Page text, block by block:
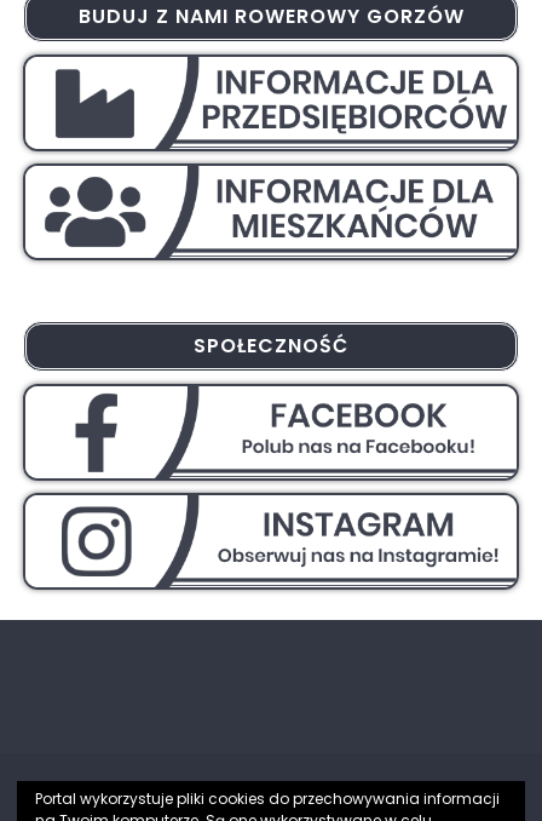
BUDUJ Z NAMI ROWEROWY GORZÓW
SPOŁECZNOŚĆ
Portal wykorzystuje pliki cookies do przechowywania informacji